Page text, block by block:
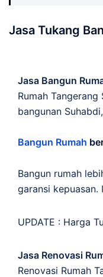
Jasa Tukang
Jasa Bangun
Rumah
bangunan
Bangun Rumah
Bangun rumah
garansi kepuasan.
UPDATE : Harga
Jasa Renovasi
Renovasi Rumah